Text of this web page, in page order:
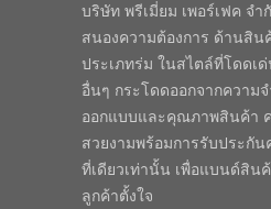
บริษัท พรีเมี่ยม เพอร์เฟค จ
สนองความต้องการ ด้านสิน
ประเภทร่ม ในสไตล์ที่โดดเ
อื่นๆ กระโดดออกจากความจ
ออกแบบและคุณภาพสินค้า ค
สวยงามพร้อมการรับประกั
ที่เดียวเท่านั้น เพื่อแบนด์สิน
ลูกค้าตั้งใจ